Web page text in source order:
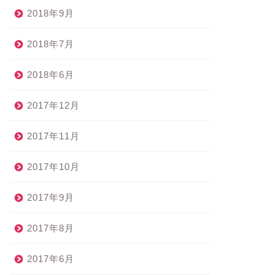
2018年9月
2018年7月
2018年6月
2017年12月
2017年11月
2017年10月
2017年9月
2017年8月
2017年6月